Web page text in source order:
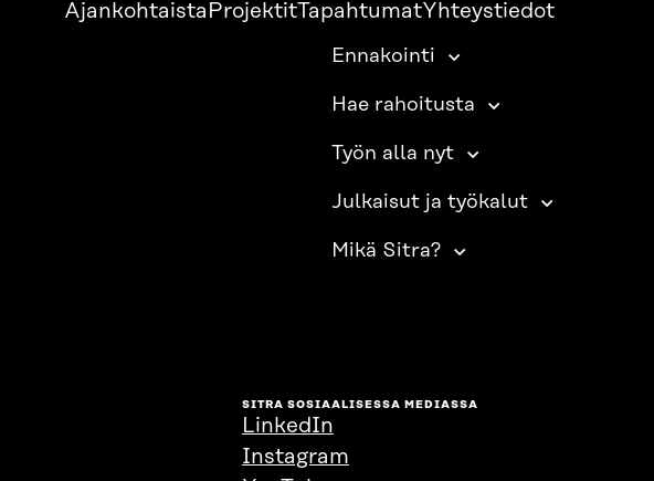
Ajankohtaista ProjektitTapahtumatYhteystiedot
Ennakointi
Hae rahoitusta
Työn alla nyt
Julkaisut ja työkalut
Mikä Sitra?
SITRA SOSIAALISESSA MEDIASSA
LinkedIn
Instagram